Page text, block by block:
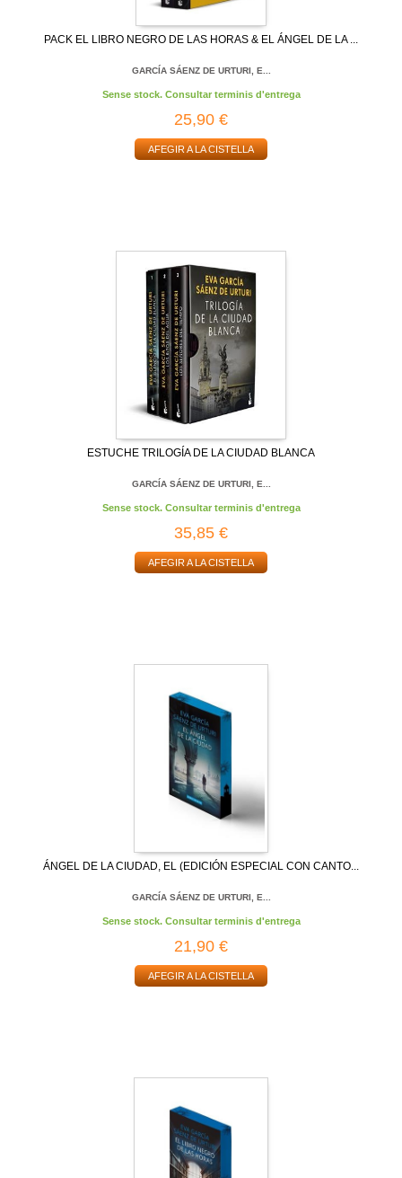
PACK EL LIBRO NEGRO DE LAS HORAS & EL ÁNGEL DE LA ...
GARCÍA SÁENZ DE URTURI, E...
Sense stock. Consultar terminis d'entrega
25,90 €
AFEGIR A LA CISTELLA
ESTUCHE TRILOGÍA DE LA CIUDAD BLANCA
GARCÍA SÁENZ DE URTURI, E...
Sense stock. Consultar terminis d'entrega
35,85 €
AFEGIR A LA CISTELLA
ÁNGEL DE LA CIUDAD, EL (EDICIÓN ESPECIAL CON CANTO...
GARCÍA SÁENZ DE URTURI, E...
Sense stock. Consultar terminis d'entrega
21,90 €
AFEGIR A LA CISTELLA